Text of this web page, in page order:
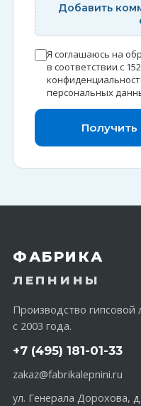
Добавить
Я соглашаюсь на
в соответствии с
персональных
Получить
ФАБРИКА
ЛЕПНИНЫ
Производство гипсовой
с 2003 года.
+7 (495) 181-01-33
zakaz@fabrikalepnini.ru
ул. Генерала Дорохова,